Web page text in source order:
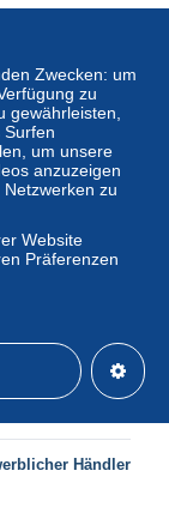
- KAISER
Händler
Zwecken: um
zu
gewährleisten,
um unsere
anzuzeigen
zu
Website
Präferenzen